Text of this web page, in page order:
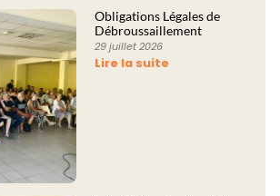
Obligations Légales de
Débroussaillement
29 juillet 2026
Lire la suite